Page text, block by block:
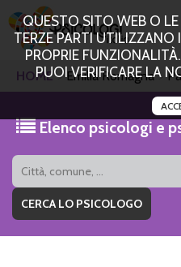
QUESTO SITO WEB O
TERZE PARTI UTILIZZANO
PROPRIE
PUOI VERIFICARE LA
HOME Emilia Romagna
Elenco psicologi e